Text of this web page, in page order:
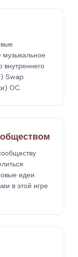
музыкальное
внутреннего
Swap
OC.
идеи.
в этой игре